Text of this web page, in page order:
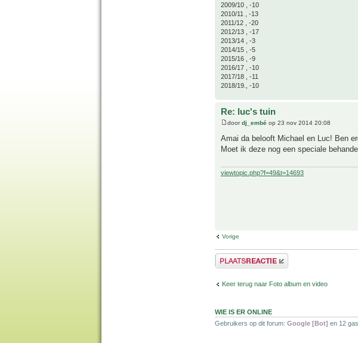
2009/10 , -10
2010/11 , -13
2011/12 , -20
2012/13 , -17
2013/14 , -3
2014/15 , -5
2015/16 , -9
2016/17 , -10
2017/18 , -11
2018/19., -10
Re: luc's tuin
doordj_embé op 23 nov 2014 20:08
Amai da belooft Michael en Luc! Ben
Moet ik deze nog een speciale
viewtopic.php?f=49&t=14693
Vorige
Plaats een reactie
Keer terug naar Foto album en video
WIE IS ER ONLINE
Gebruikers op dit forum: Google [Bot] en 12